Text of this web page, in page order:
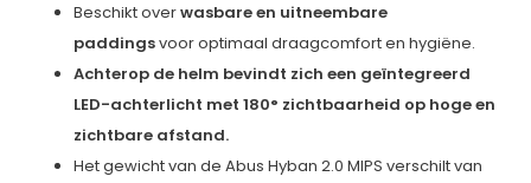
Beschikt overwasbare en uitneembare
paddingsvoor optimaal draagcomfort en hygiëne.
Achterop de helm bevindt zich een geïntegreerd
LED-achterlicht met 180° zichtbaarheid op hoge en
zichtbare afstand.
Het gewicht van de Abus Hyban 2.0 MIPS verschilt van